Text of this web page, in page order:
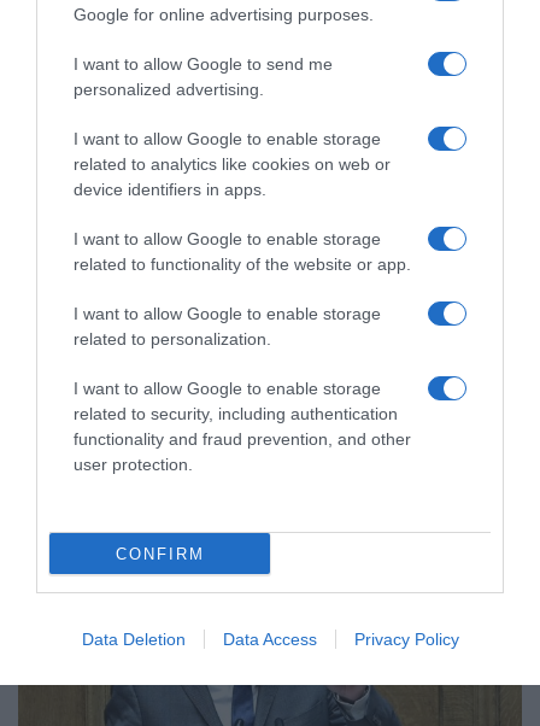
Google for online advertising purposes.
I want to allow Google to send me
personalized advertising.
I want to allow Google to enable storage
related to analytics like cookies on web or
device identifiers in apps.
I want to allow Google to enable storage
related to functionality of the website or app.
I want to allow Google to enable storage
related to personalization.
I want to allow Google to enable storage
related to security, including authentication
functionality and fraud prevention, and other
user protection.
CONFIRM
Data Deletion Data Access Privacy Policy
Τζάκρη: Προσπάθησε να τρολάρει τον
εξώστη στο βιβλίο Τσίπρα – “Όπως λέμε
Karma is a… beast”
Σε εμφάνισης στο τηλεοπτικό σταθμό του ΣΚΑΪ
05.12.2025 - 14:36